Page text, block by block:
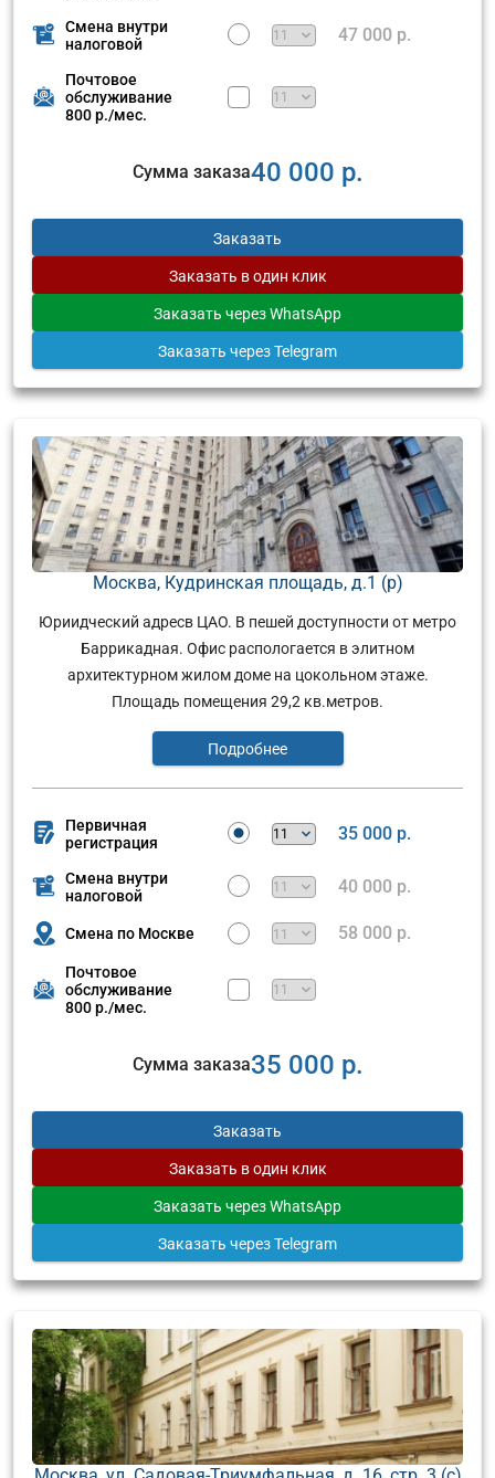
Смена внутри
налоговой
47 000 р.
Почтовое
обслуживание
800 р./мес.
Сумма заказа40 000 р.
Заказать
Заказать в один клик
Заказать через WhatsApp
Заказать через Telegram
Москва, Кудринская площадь, д.1 (р)
Юриидческий адресв ЦАО. В пешей доступности от метро
Баррикадная. Офис распологается в элитном
архитектурном жилом доме на цокольном этаже.
Площадь помещения 29,2 кв.метров.
Подробнее
Первичная
регистрация
35 000 р.
Смена внутри
налоговой
40 000 р.
Смена по Москве 58 000 р.
Почтовое
обслуживание
800 р./мес.
Сумма заказа35 000 р.
Заказать
Заказать в один клик
Заказать через WhatsApp
Заказать через Telegram